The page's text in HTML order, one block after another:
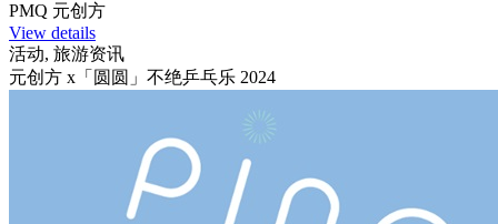
PMQ 元创方
View details
活动, 旅游资讯
元创方 x「圆圆」不绝乒乓乐 2024